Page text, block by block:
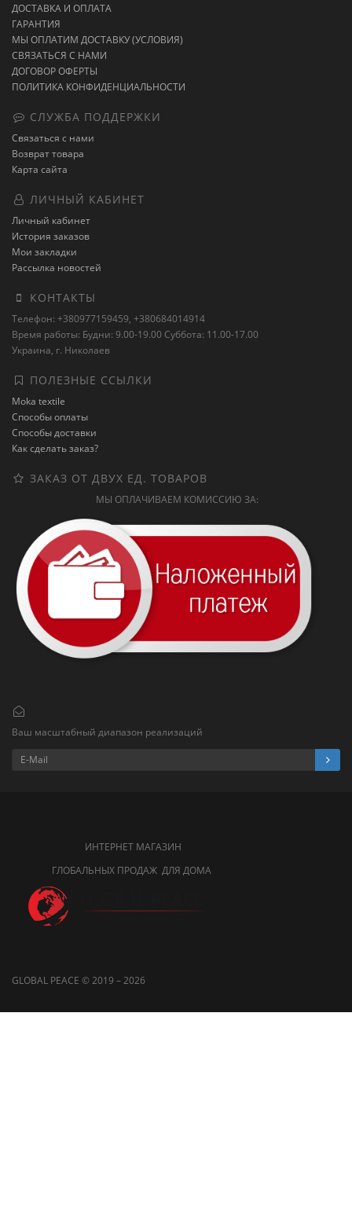
ДОСТАВКА И ОПЛАТА
ГАРАНТИЯ
МЫ ОПЛАТИМ ДОСТАВКУ (УСЛОВИЯ)
СВЯЗАТЬСЯ С НАМИ
ДОГОВОР ОФЕРТЫ
ПОЛИТИКА КОНФИДЕНЦИАЛЬНОСТИ
СЛУЖБА ПОДДЕРЖКИ
Связаться с нами
Возврат товара
Карта сайта
ЛИЧНЫЙ КАБИНЕТ
Личный кабинет
История заказов
Мои закладки
Рассылка новостей
КОНТАКТЫ
Телефон: +380977159459, +380684014914
Время работы: Будни: 9.00-19.00 Суббота: 11.00-17.00
Украина, г. Николаев
ПОЛЕЗНЫЕ ССЫЛКИ
Moka textile
Способы оплаты
Способы доставки
Как сделать заказ?
ЗАКАЗ ОТ ДВУХ ЕД. ТОВАРОВ
МЫ ОПЛАЧИВАЕМ КОМИССИЮ ЗА:
Ваш масштабный диапазон реализаций
ИНТЕРНЕТ МАГАЗИН
ГЛОБАЛЬНЫХ ПРОДАЖ ДЛЯ ДОМА
GLOBAL PEACE © 2019 – 2026